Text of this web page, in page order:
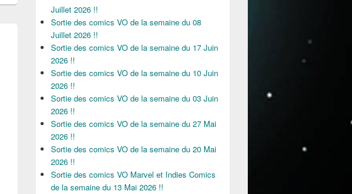
Juillet 2026 !!
Sortie des comics VO de la semaine du 08
Juillet 2026 !!
Sortie des comics VO de la semaine du 17 Juin
2026 !!
Sortie des comics VO de la semaine du 10 Juin
2026 !!
Sortie des comics VO de la semaine du 03 Juin
2026 !!
Sortie des comics VO de la semaine du 27 Mai
2026 !!
Sortie des comics VO de la semaine du 20 Mai
2026 !!
Sortie des comics VO Marvel et Indies Comics
de la semaine du 13 Mai 2026 !!